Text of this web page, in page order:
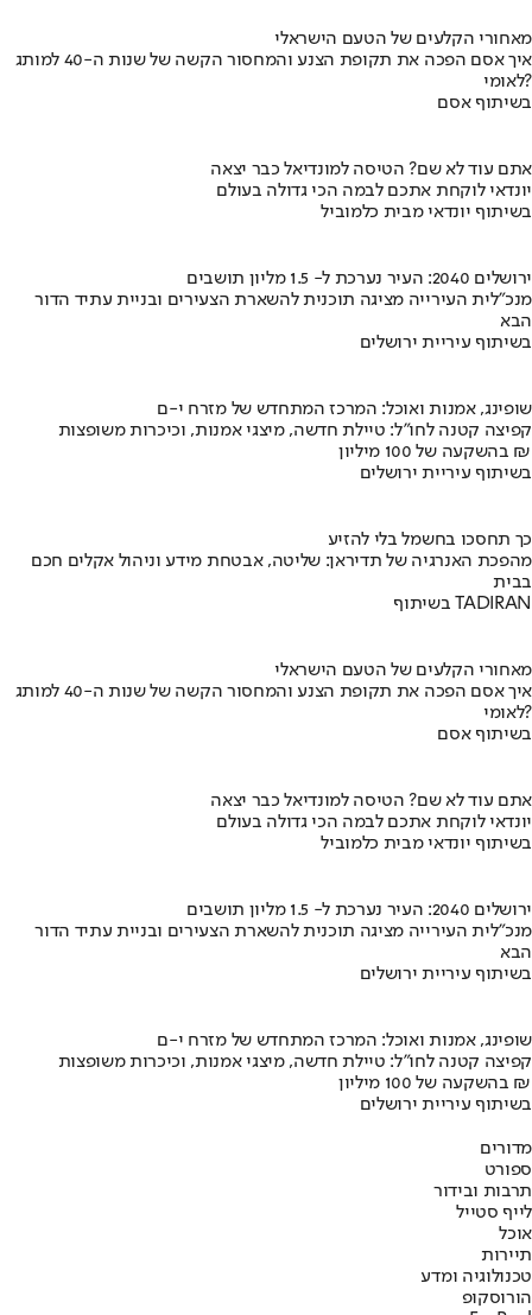
מאחורי הקלעים של הטעם הישראלי
איך אסם הפכה את תקופת הצנע והמחסור הקשה של שנות ה-40 למותג
לאומי?
בשיתוף אסם
אתם עוד לא שם? הטיסה למונדיאל כבר יצאה
יונדאי לוקחת אתכם לבמה הכי גדולה בעולם
בשיתוף יונדאי מבית כלמוביל
ירושלים 2040: העיר נערכת ל- 1.5 מליון תושבים
מנכ"לית העירייה מציגה תוכנית להשארת הצעירים ובניית עתיד הדור
הבא
בשיתוף עיריית ירושלים
שופינג, אמנות ואוכל: המרכז המתחדש של מזרח י-ם
קפיצה קטנה לחו"ל: טיילת חדשה, מיצגי אמנות, וכיכרות משופצות
בהשקעה של 100 מיליון ₪
בשיתוף עיריית ירושלים
כך תחסכו בחשמל בלי להזיע
מהפכת האנרגיה של תדיראן: שליטה, אבטחת מידע וניהול אקלים חכם
בבית
בשיתוף TADIRAN
מאחורי הקלעים של הטעם הישראלי
איך אסם הפכה את תקופת הצנע והמחסור הקשה של שנות ה-40 למותג
לאומי?
בשיתוף אסם
אתם עוד לא שם? הטיסה למונדיאל כבר יצאה
יונדאי לוקחת אתכם לבמה הכי גדולה בעולם
בשיתוף יונדאי מבית כלמוביל
ירושלים 2040: העיר נערכת ל- 1.5 מליון תושבים
מנכ"לית העירייה מציגה תוכנית להשארת הצעירים ובניית עתיד הדור
הבא
בשיתוף עיריית ירושלים
שופינג, אמנות ואוכל: המרכז המתחדש של מזרח י-ם
קפיצה קטנה לחו"ל: טיילת חדשה, מיצגי אמנות, וכיכרות משופצות
בהשקעה של 100 מיליון ₪
בשיתוף עיריית ירושלים
מדורים
ספורט
תרבות ובידור
לייף סטייל
אוכל
תיירות
טכנולוגיה ומדע
הורוסקופ